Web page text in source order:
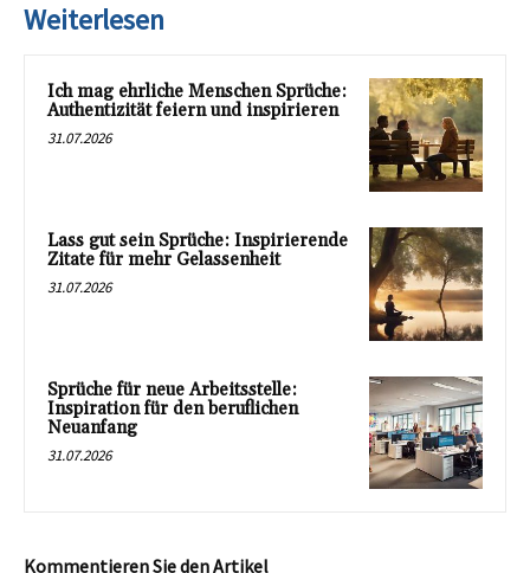
Weiterlesen
Ich mag ehrliche Menschen Sprüche:
Authentizität feiern und inspirieren
31.07.2026
Lass gut sein Sprüche: Inspirierende
Zitate für mehr Gelassenheit
31.07.2026
Sprüche für neue Arbeitsstelle:
Inspiration für den beruflichen
Neuanfang
31.07.2026
Kommentieren Sie den Artikel